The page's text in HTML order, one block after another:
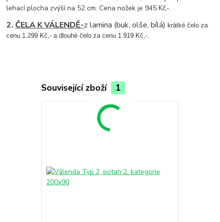
lehací plocha zvýší na 52 cm. Cena nožek je 945 Kč,-.
2.ČELA K VÁLENDĚ-z lamina (buk, olše, bílá)krátké čelo za
cenu 1.299 Kč,- a dlouhé čelo za cenu 1.919 Kč,-.
Související zboží 1